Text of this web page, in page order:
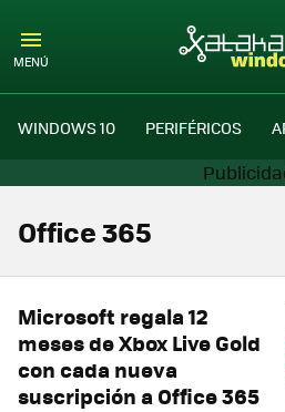
MENÚ
WINDOWS 10 PERIFÉRICOS
Office 365
Microsoft regala 12
meses de Xbox Live Gold
con cada nueva
suscripción a Office 365